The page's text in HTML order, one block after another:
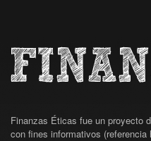
Finanzas Éticas fue un proyecto
con fines informativos